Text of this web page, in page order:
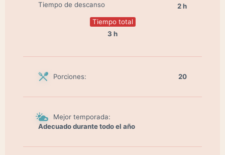
Tiempo de descanso
2 h
Tiempo total
3 h
Porciones: 20
Mejor temporada:
Adecuado durante todo el año